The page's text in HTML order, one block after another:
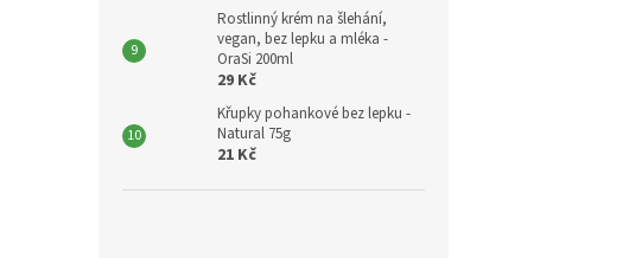
Rostlinný krém na šlehání,
vegan, bez lepku a mléka -
OraSi 200ml
29 Kč
Křupky pohankové bez lepku -
Natural 75g
21 Kč